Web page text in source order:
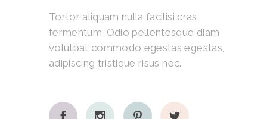
Tortor aliquam nulla facilisi cras
fermentum. Odio pellentesque diam
volutpat commodo egestas egestas,
adipiscing tristique risus nec.